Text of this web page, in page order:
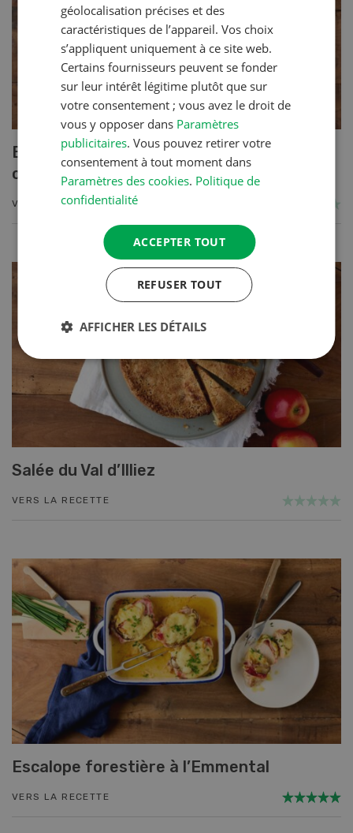
Blancs de poulet sauce épinards à la
crème
VERS LA RECETTE
Salée du Val d’Illiez
VERS LA RECETTE
Escalope forestière à l’Emmental
VERS LA RECETTE
géolocalisation précises et des
caractéristiques de l’appareil. Vos choix
s’appliquent uniquement à ce site web.
Certains fournisseurs peuvent se fonder
sur leur intérêt légitime plutôt que sur
votre consentement ; vous avez le droit de
vous y opposer dans Paramètres
publicitaires. Vous pouvez retirer votre
consentement à tout moment dans
Paramètres des cookies. Politique de
confidentialité
ACCEPTER TOUT
REFUSER TOUT
AFFICHER LES DÉTAILS